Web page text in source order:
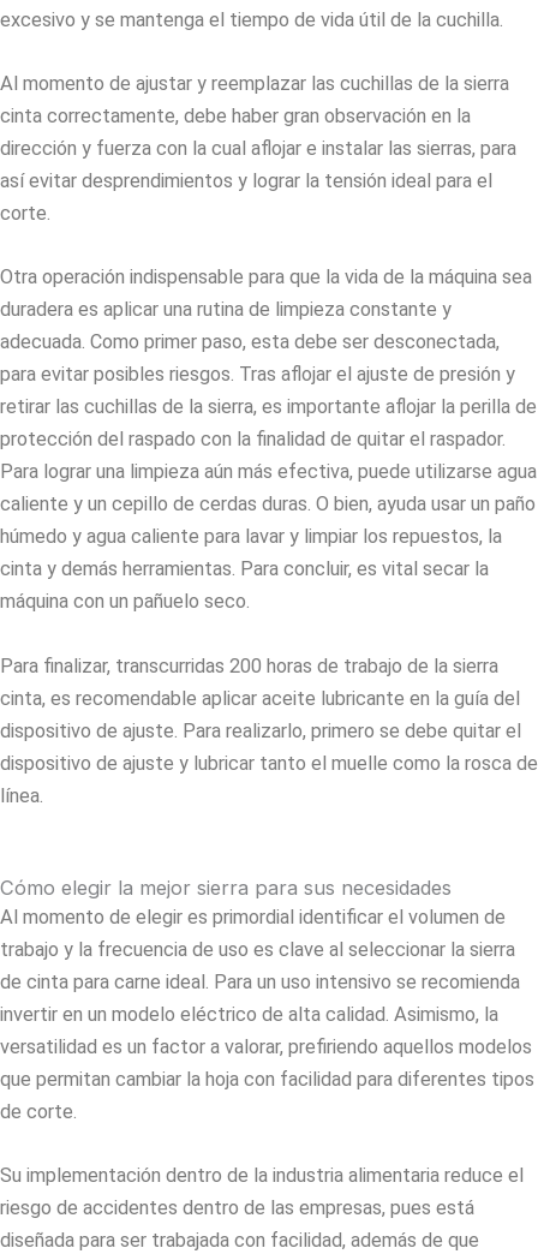
excesivo y se mantenga el tiempo de vida útil de la cuchilla.
Al momento de ajustar y reemplazar las cuchillas de la sierra
cinta correctamente, debe haber gran observación en la
dirección y fuerza con la cual aflojar e instalar las sierras, para
así evitar desprendimientos y lograr la tensión ideal para el
corte.
Otra operación indispensable para que la vida de la máquina sea
duradera es aplicar una rutina de limpieza constante y
adecuada. Como primer paso, esta debe ser desconectada,
para evitar posibles riesgos. Tras aflojar el ajuste de presión y
retirar las cuchillas de la sierra, es importante aflojar la perilla de
protección del raspado con la finalidad de quitar el raspador.
Para lograr una limpieza aún más efectiva, puede utilizarse agua
caliente y un cepillo de cerdas duras. O bien, ayuda usar un paño
húmedo y agua caliente para lavar y limpiar los repuestos, la
cinta y demás herramientas. Para concluir, es vital secar la
máquina con un pañuelo seco.
Para finalizar, transcurridas 200 horas de trabajo de la sierra
cinta, es recomendable aplicar aceite lubricante en la guía del
dispositivo de ajuste. Para realizarlo, primero se debe quitar el
dispositivo de ajuste y lubricar tanto el muelle como la rosca de
línea.
Cómo elegir la mejor sierra para sus necesidades
Al momento de elegir es primordial identificar el volumen de
trabajo y la frecuencia de uso es clave al seleccionar la sierra
de cinta para carne ideal. Para un uso intensivo se recomienda
invertir en un modelo eléctrico de alta calidad. Asimismo, la
versatilidad es un factor a valorar, prefiriendo aquellos modelos
que permitan cambiar la hoja con facilidad para diferentes tipos
de corte.
Su implementación dentro de la industria alimentaria reduce el
riesgo de accidentes dentro de las empresas, pues está
diseñada para ser trabajada con facilidad, además de que